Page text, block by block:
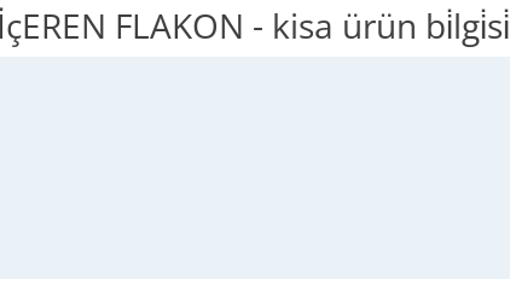
FLAKON - kisa ürün bi̇lgi̇si̇